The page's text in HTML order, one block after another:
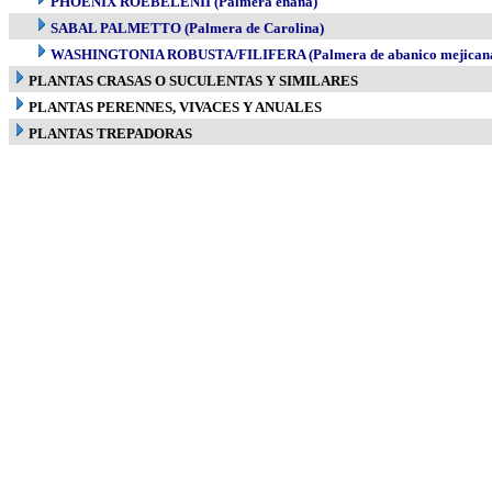
SABAL PALMETTO (Palmera de Carolina)
WASHINGTONIA ROBUSTA/FILIFERA (Palmera de abanico
PLANTAS CRASAS O SUCULENTAS Y SIMILARES
PLANTAS PERENNES, VIVACES Y ANUALES
PLANTAS TREPADORAS